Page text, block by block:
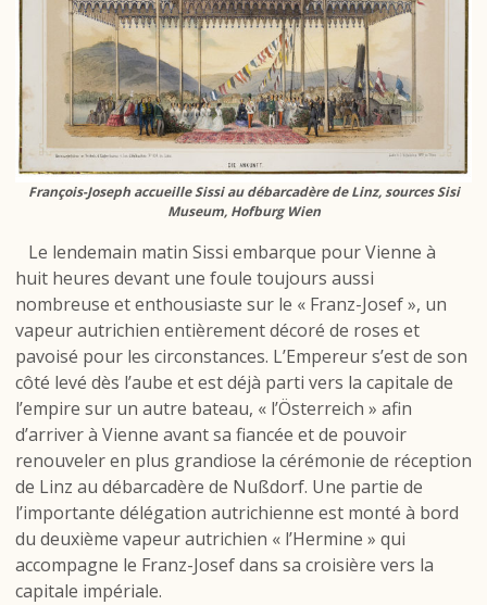
François-Joseph accueille Sissi au débarcadère de Linz, sources Sisi
Museum, Hofburg Wien
Le lendemain matin Sissi embarque pour Vienne à
huit heures devant une foule toujours aussi
nombreuse et enthousiaste sur le « Franz-Josef », un
vapeur autrichien entièrement décoré de roses et
pavoisé pour les circonstances. L’Empereur s’est de son
côté levé dès l’aube et est déjà parti vers la capitale de
l’empire sur un autre bateau, « l’Österreich » afin
d’arriver à Vienne avant sa fiancée et de pouvoir
renouveler en plus grandiose la cérémonie de réception
de Linz au débarcadère de Nußdorf. Une partie de
l’importante délégation autrichienne est monté à bord
du deuxième vapeur autrichien « l’Hermine » qui
accompagne le Franz-Josef dans sa croisière vers la
capitale impériale.